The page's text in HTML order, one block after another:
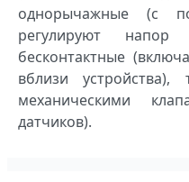
однорычажные (с
регулируют
бесконтактные
вблизи устройства),
механическими
датчиков).